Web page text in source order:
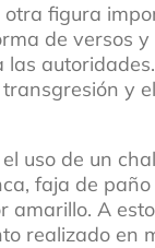
otra figura
de versos
y
uso de un
faja de
A
realizado en